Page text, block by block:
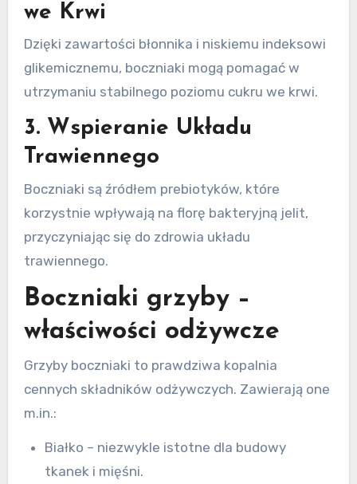
we Krwi
Dzięki zawartości błonnika i niskiemu indeksowi
glikemicznemu, boczniaki mogą pomagać w
utrzymaniu stabilnego poziomu cukru we krwi.
3. Wspieranie Układu
Trawiennego
Boczniaki są źródłem prebiotyków, które
korzystnie wpływają na florę bakteryjną jelit,
przyczyniając się do zdrowia układu
trawiennego.
Boczniaki grzyby –
właściwości odżywcze
Grzyby boczniaki to prawdziwa kopalnia
cennych składników odżywczych. Zawierają one
m.in.:
Białko – niezwykle istotne dla budowy
tkanek i mięśni.